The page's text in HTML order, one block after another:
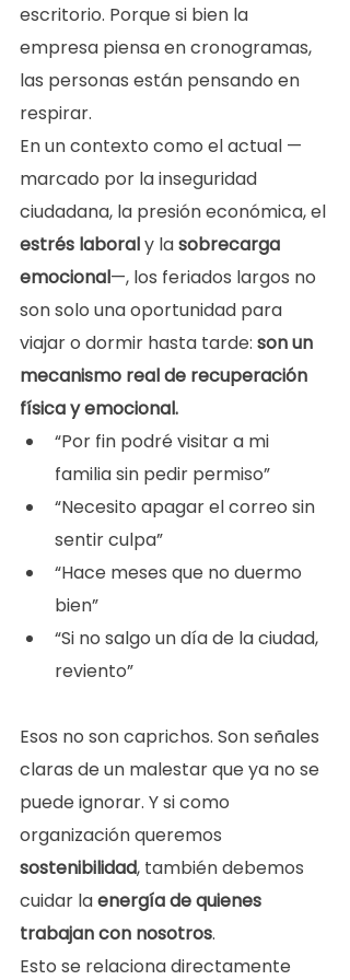
escritorio. Porque si bien la
empresa piensa en cronogramas,
las personas están pensando en
respirar.
En un contexto como el actual —
marcado por la inseguridad
ciudadana, la presión económica, el
estrés laboral y la sobrecarga
emocional—, los feriados largos no
son solo una oportunidad para
viajar o dormir hasta tarde: son un
mecanismo real de recuperación
física y emocional.
“Por fin podré visitar a mi
familia sin pedir permiso”
“Necesito apagar el correo sin
sentir culpa”
“Hace meses que no duermo
bien”
“Si no salgo un día de la ciudad,
reviento”
Esos no son caprichos. Son señales
claras de un malestar que ya no se
puede ignorar. Y si como
organización queremos
sostenibilidad, también debemos
cuidar la energía de quienes
trabajan con nosotros.
Esto se relaciona directamente